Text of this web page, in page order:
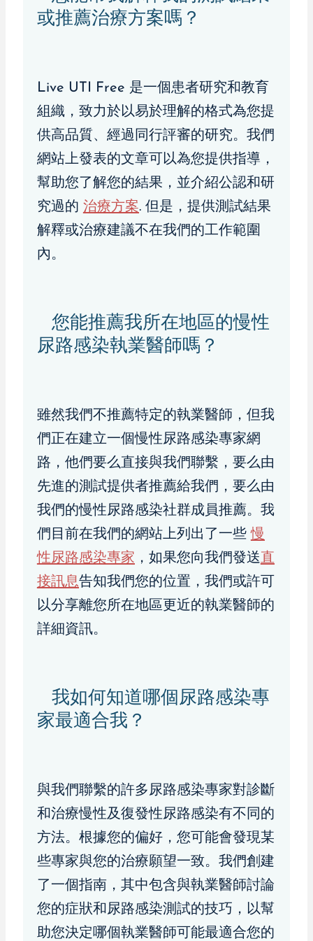
或推薦治療方案嗎？
Live UTI Free 是一個患者研究和教育
組織，致力於以易於理解的格式為您提
供高品質、經過同行評審的研究。我們
網站上發表的文章可以為您提供指導，
幫助您了解您的結果，並介紹公認和研
究過的 治療方案. 但是，提供測試結果
解釋或治療建議不在我們的工作範圍
內。
您能推薦我所在地區的慢性
尿路感染執業醫師嗎？
雖然我們不推薦特定的執業醫師，但我
們正在建立一個慢性尿路感染專家網
路，他們要么直接與我們聯繫，要么由
先進的測試提供者推薦給我們，要么由
我們的慢性尿路感染社群成員推薦。我
們目前在我們的網站上列出了一些慢
性尿路感染專家 ，如果您向我們發送直
接訊息告知我們您的位置，我們或許可
以分享離您所在地區更近的執業醫師的
詳細資訊。
我如何知道哪個尿路感染專
家最適合我？
與我們聯繫的許多尿路感染專家對診斷
和治療慢性及復發性尿路感染有不同的
方法。根據您的偏好，您可能會發現某
些專家與您的治療願望一致。我們創建
了一個指南，其中包含與執業醫師討論
您的症狀和尿路感染測試的技巧，以幫
助您決定哪個執業醫師可能最適合您的